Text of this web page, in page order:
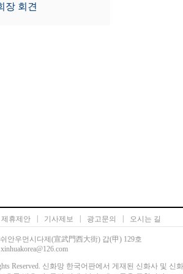
장 회견
제휴제안 기사제보 광고문의 오시는 길
안우먼시다제(宣武門西大街) 갑(甲) 129호
Reserved. 신화망 한국어판에서 게재된 신화사 및 신